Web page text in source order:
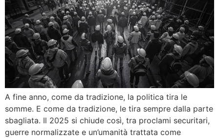
A fine anno, come da tradizione, la politica tira le
somme. E come da tradizione, le tira sempre dalla parte
sbagliata. Il 2025 si chiude così, tra proclami securitari,
guerre normalizzate e un’umanità trattata come